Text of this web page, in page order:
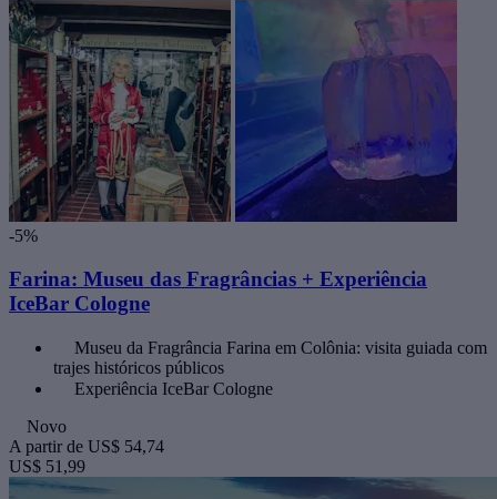
-5%
Farina: Museu das Fragrâncias + Experiência
IceBar Cologne
Museu da Fragrância Farina em Colônia: visita guiada com
trajes históricos públicos
Experiência IceBar Cologne
Novo
A partir de US$ 54,74
US$ 51,99